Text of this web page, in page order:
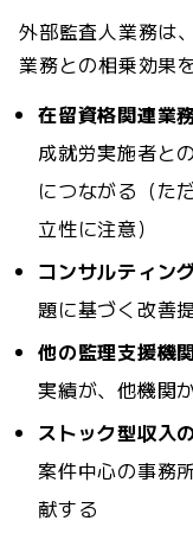
外部監査人業務は
業務との相乗効果
在留資格関連業
成就労実施者と
につながる（た
立性に注意）
コンサルティン
題に基づく改善
他の監理支援機
実績が、他機関
ストック型収入
案件中心の事務
献する